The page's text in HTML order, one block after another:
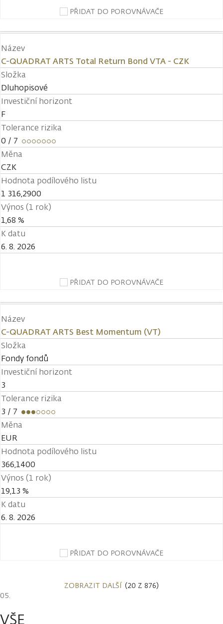
PŘIDAT DO POROVNÁVAČE
Název
C-QUADRAT ARTS Total Return Bond VTA - CZK
Složka
Dluhopisové
Investiční horizont
F
Tolerance rizika
0 / 7
Měna
CZK
Hodnota podílového listu
1 316,2900
Výnos (1 rok)
1,68 %
K datu
6. 8. 2026
PŘIDAT DO POROVNÁVAČE
Název
C-QUADRAT ARTS Best Momentum (VT)
Složka
Fondy fondů
Investiční horizont
3
Tolerance rizika
3 / 7
Měna
EUR
Hodnota podílového listu
366,1400
Výnos (1 rok)
19,13 %
K datu
6. 8. 2026
PŘIDAT DO POROVNÁVAČE
ZOBRAZIT DALŠÍ (20 Z 876)
VŠE